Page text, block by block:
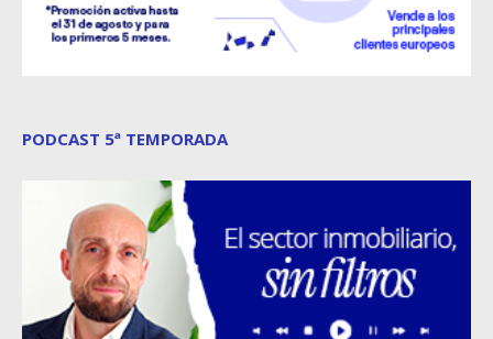
PODCAST 5ª TEMPORADA